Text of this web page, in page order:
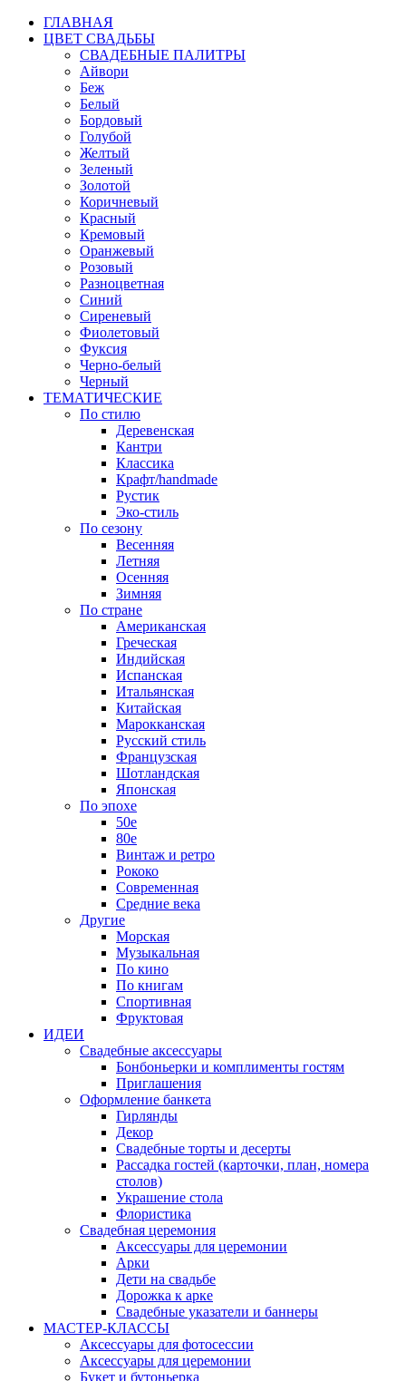
ГЛАВНАЯ
ЦВЕТ СВАДЬБЫ
СВАДЕБНЫЕ ПАЛИТРЫ
Айвори
Беж
Белый
Бордовый
Голубой
Желтый
Зеленый
Золотой
Коричневый
Красный
Кремовый
Оранжевый
Розовый
Разноцветная
Синий
Сиреневый
Фиолетовый
Фуксия
Черно-белый
Черный
ТЕМАТИЧЕСКИЕ
По стилю
Деревенская
Кантри
Классика
Крафт/handmade
Рустик
Эко-стиль
По сезону
Весенняя
Летняя
Осенняя
Зимняя
По стране
Американская
Греческая
Индийская
Испанская
Итальянская
Китайская
Марокканская
Русский стиль
Французская
Шотландская
Японская
По эпохе
50е
80е
Винтаж и ретро
Рококо
Современная
Средние века
Другие
Морская
Музыкальная
По кино
По книгам
Спортивная
Фруктовая
ИДЕИ
Свадебные аксессуары
Бонбоньерки и комплименты гостям
Приглашения
Оформление банкета
Гирлянды
Декор
Свадебные торты и десерты
Рассадка гостей (карточки, план, номера
столов)
Украшение стола
Флористика
Свадебная церемония
Аксессуары для церемонии
Арки
Дети на свадьбе
Дорожка к арке
Свадебные указатели и баннеры
МАСТЕР-КЛАССЫ
Аксессуары для фотосессии
Аксессуары для церемонии
Букет и бутоньерка